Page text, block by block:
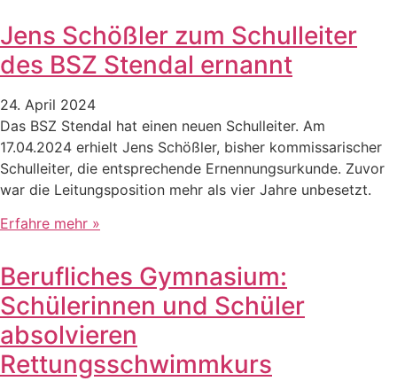
Jens Schößler zum Schulleiter
des BSZ Stendal ernannt
24. April 2024
Das BSZ Stendal hat einen neuen Schulleiter. Am
17.04.2024 erhielt Jens Schößler, bisher kommissarischer
Schulleiter, die entsprechende Ernennungsurkunde. Zuvor
war die Leitungsposition mehr als vier Jahre unbesetzt.
Erfahre mehr »
Berufliches Gymnasium:
Schülerinnen und Schüler
absolvieren
Rettungsschwimmkurs